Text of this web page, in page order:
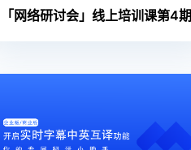
「网络研讨会」线上培训课第4期